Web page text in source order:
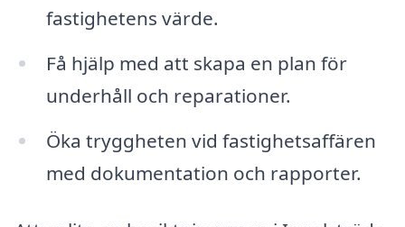
fastighetens värde.
Få hjälp med att skapa en plan för
underhåll och reparationer.
Öka tryggheten vid fastighetsaffären
med dokumentation och rapporter.